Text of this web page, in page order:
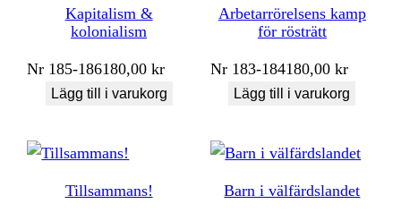
Kapitalism &
kolonialism
Nr 185-186180,00kr
Lägg till i varukorg
Arbetarrörelsens kamp
för rösträtt
Nr 183-184180,00kr
Lägg till i varukorg
Tillsammans! Barn i välfärdslandet